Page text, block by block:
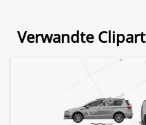
Verwandte